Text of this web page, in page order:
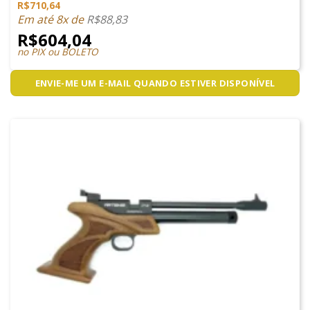
Avaliação
4.00 de
5
R$710,64
Em até 8x deR$88,83
R$604,04
no PIX ou BOLETO
ENVIE-ME UM E-MAIL QUANDO ESTIVER DISPONÍVEL